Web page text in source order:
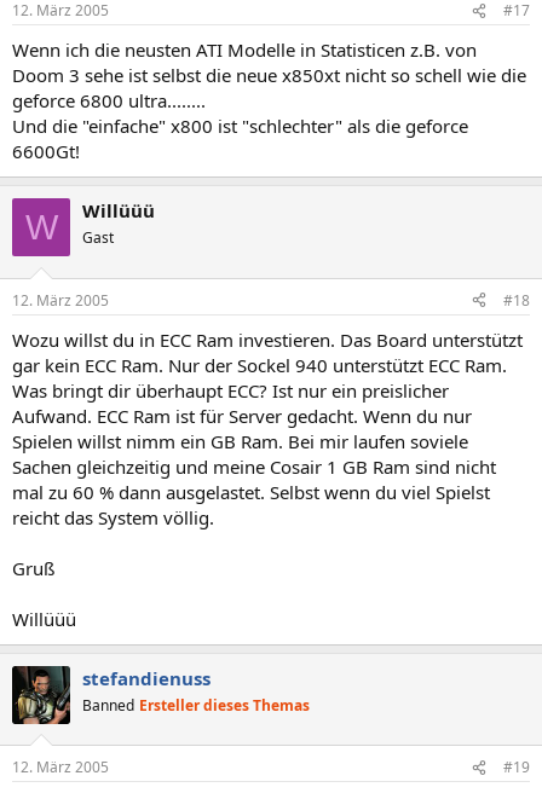
12. März 2005 #17
Wenn ich die neusten ATI Modelle in Statisticen z.B. von
Doom 3 sehe ist selbst die neue x850xt nicht so schell wie die
geforce 6800 ultra........
Und die "einfache" x800 ist "schlechter" als die geforce
6600Gt!
W Willüüü
Gast
12. März 2005 #18
Wozu willst du in ECC Ram investieren. Das Board unterstützt
gar kein ECC Ram. Nur der Sockel 940 unterstützt ECC Ram.
Was bringt dir überhaupt ECC? Ist nur ein preislicher
Aufwand. ECC Ram ist für Server gedacht. Wenn du nur
Spielen willst nimm ein GB Ram. Bei mir laufen soviele
Sachen gleichzeitig und meine Cosair 1 GB Ram sind nicht
mal zu 60 % dann ausgelastet. Selbst wenn du viel Spielst
reicht das System völlig.
Gruß
Willüüü
stefandienuss
Banned Ersteller dieses Themas
12. März 2005 #19